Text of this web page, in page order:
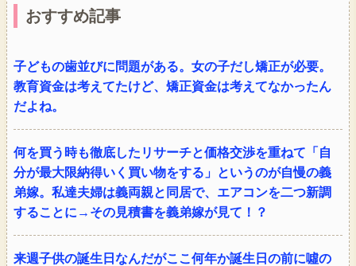
おすすめ記事
子どもの歯並びに問題がある。女の子だし矯正が必要。
教育資金は考えてたけど、矯正資金は考えてなかったん
だよね。
何を買う時も徹底したリサーチと価格交渉を重ねて「自
分が最大限納得いく買い物をする」というのが自慢の義
弟嫁。私達夫婦は義両親と同居で、エアコンを二つ新調
することに→その見積書を義弟嫁が見て！？
来週子供の誕生日なんだがここ何年か誕生日の前に噓の